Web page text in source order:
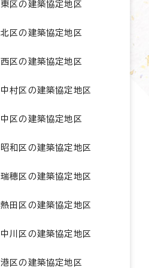
東区の建築協定地区
北区の建築協定地区
西区の建築協定地区
中村区の建築協定地区
中区の建築協定地区
昭和区の建築協定地区
瑞穂区の建築協定地区
熱田区の建築協定地区
中川区の建築協定地区
港区の建築協定地区